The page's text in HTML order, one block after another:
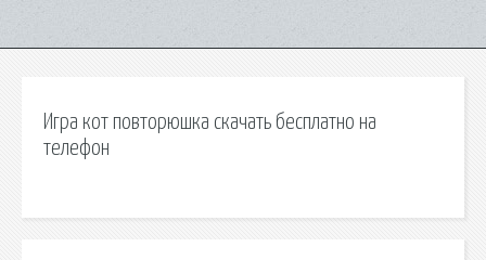
Игра кот повторюшка скачать бесплатно на
телефон